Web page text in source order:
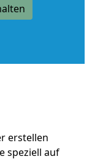
erstellen
speziell auf